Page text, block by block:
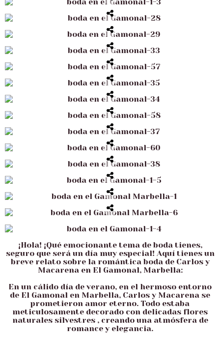
¡Hola! ¡Qué emocionante tema de boda tienes,
seguro que será un día muy especial! Aquí tienes un
breve relato sobre la romántica boda de Carlos y
Macarena en El Gamonal, Marbella:
En un cálido día de verano, en el hermoso entorno
de El Gamonal en Marbella, Carlos y Macarena se
prometieron amor eterno. Todo estaba
meticulosamente decorado con delicadas flores
naturales silvestres , creando una atmósfera de
romance y elegancia.